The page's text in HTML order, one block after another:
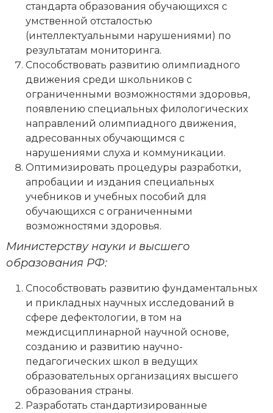
стандарта образования обучающихся с
умственной отсталостью
(интеллектуальными нарушениями) по
результатам мониторинга.
Способствовать развитию олимпиадного
движения среди школьников с
ограниченными возможностями здоровья,
появлению специальных филологических
направлений олимпиадного движения,
адресованных обучающимся с
нарушениями слуха и коммуникации.
Оптимизировать процедуры разработки,
апробации и издания специальных
учебников и учебных пособий для
обучающихся с ограниченными
возможностями здоровья.
Министерству науки и высшего
образования РФ:
Способствовать развитию фундаментальных
и прикладных научных исследований в
сфере дефектологии, в том на
междисциплинарной научной основе,
созданию и развитию научно-
педагогических школ в ведущих
образовательных организациях высшего
образования страны.
Разработать стандартизированные